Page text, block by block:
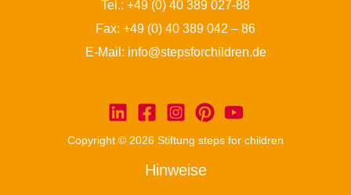
Tel.: +49 (0) 40 389 027-88
Fax: +49 (0) 40 389 042 – 86
E-Mail: info@stepsforchildren.de
Copyright © 2026 Stiftung steps for children
Hinweise